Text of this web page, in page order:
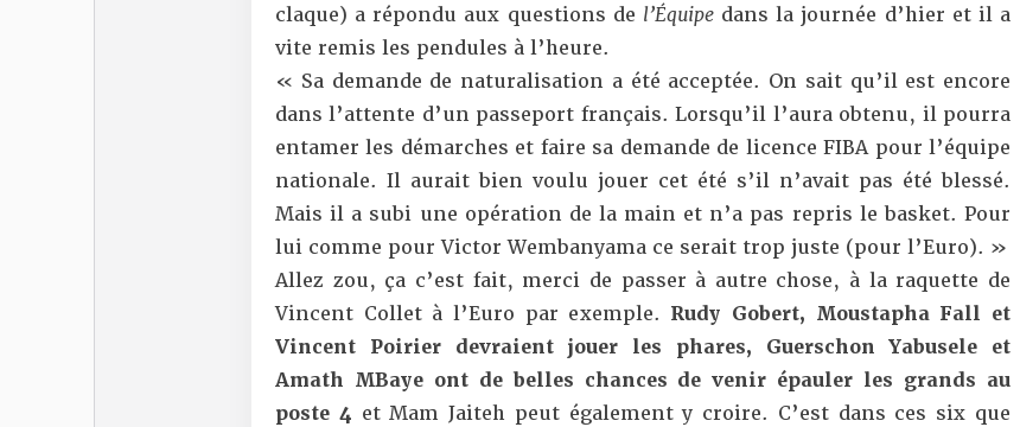
claque) a répondu aux questions de l’Équipedans la journée d’hier et il a
vite remis les pendules à l’heure.
« Sa demande de naturalisation a été acceptée. On sait qu’il est encore
dans l’attente d’un passeport français. Lorsqu’il l’aura obtenu, il pourra
entamer les démarches et faire sa demande de licence FIBA pour l’équipe
nationale. Il aurait bien voulu jouer cet été s’il n’avait pas été blessé.
Mais il a subi une opération de la main et n’a pas repris le basket. Pour
lui comme pour Victor Wembanyama ce serait trop juste (pour l’Euro). »
Allez zou, ça c’est fait, merci de passer à autre chose, à la raquette de
Vincent Collet à l’Euro par exemple. Rudy Gobert, Moustapha Fall et
Vincent Poirier devraient jouer les phares, Guerschon Yabusele et
Amath MBaye ont de belles chances de venir épauler les grands au
poste 4 et Mam Jaiteh peut également y croire. C’est dans ces six que